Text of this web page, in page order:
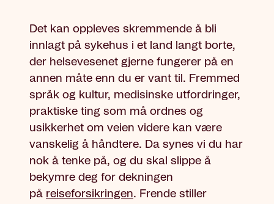
Det kan oppleves skremmende å bli
innlagt på sykehus i et land langt borte,
der helsevesenet gjerne fungerer på en
annen måte enn du er vant til. Fremmed
språk og kultur, medisinske utfordringer,
praktiske ting som må ordnes og
usikkerhet om veien videre kan være
vanskelig å håndtere. Da synes vi du har
nok å tenke på, og du skal slippe å
bekymre deg for dekningen
på reiseforsikringen. Frende stiller